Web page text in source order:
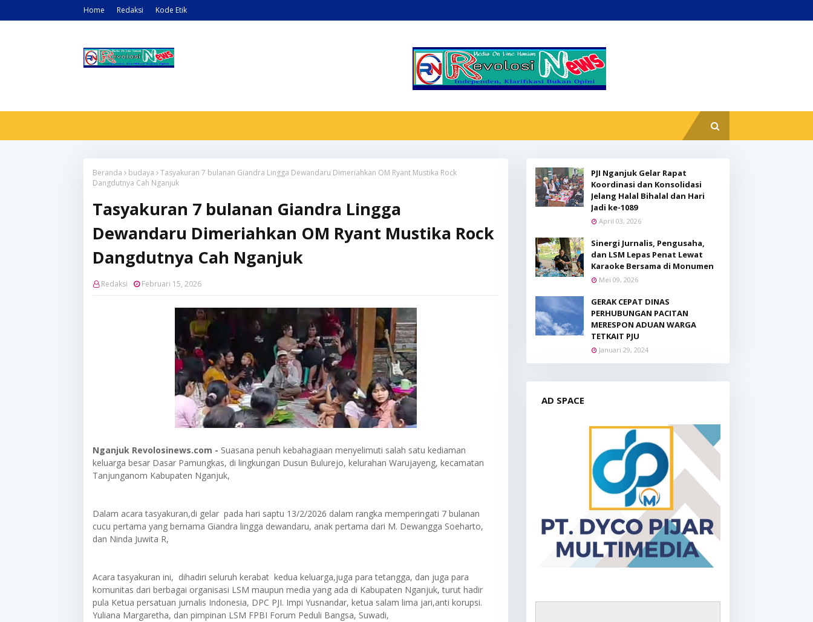
Home Redaksi Kode Etik
Beranda budaya
Tasyakuran 7 bulanan Giandra Lingga Dewandaru Dimeriahkan OM Ryant Mustika Rock
Dangdutnya Cah Nganjuk
Tasyakuran 7 bulanan Giandra Lingga
Dewandaru Dimeriahkan OM Ryant Mustika Rock
Dangdutnya Cah Nganjuk
Redaksi Februari 15, 2026
Nganjuk Revolosinews.com - Suasana penuh kebahagiaan menyelimuti salah satu kediaman
keluarga besar Dasar Pamungkas, di lingkungan Dusun Bulurejo, kelurahan Warujayeng, kecamatan
Tanjunganom Kabupaten Nganjuk,
Dalam acara tasyakuran,di gelar pada hari saptu 13/2/2026 dalam rangka memperingati 7 bulanan
cucu pertama yang bernama Giandra lingga dewandaru, anak pertama dari M. Dewangga Soeharto,
dan Ninda Juwita R,
Acara tasyakuran ini, dihadiri seluruh kerabat kedua keluarga,juga para tetangga, dan juga para
komunitas dari berbagai organisasi LSM maupun media yang ada di Kabupaten Nganjuk, turut hadir
pula Ketua persatuan jurnalis Indonesia, DPC PJI. Impi Yusnandar, ketua salam lima jari,anti korupsi.
Yuliana Margaretha, dan pimpinan LSM FPBI Forum Peduli Bangsa, Suwadi,
PJI Nganjuk Gelar Rapat
Koordinasi dan Konsolidasi
Jelang Halal Bihalal dan Hari
Jadi ke-1089
April 03, 2026
Sinergi Jurnalis, Pengusaha,
dan LSM Lepas Penat Lewat
Karaoke Bersama di Monumen
Mei 09, 2026
GERAK CEPAT DINAS
PERHUBUNGAN PACITAN
MERESPON ADUAN WARGA
TETKAIT PJU
Januari 29, 2024
AD SPACE